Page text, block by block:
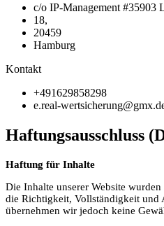
c/o IP-Management #35903
18,
20459
Hamburg
Kontakt
+491629858298
e.real-
Haftungsausschluss
Haftung für Inhalte
Die Inhalte unserer Website
die Richtigkeit, Vollständigkeit und
übernehmen wir jedoch keine